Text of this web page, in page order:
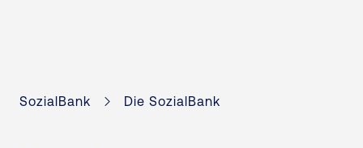
SozialBank Die SozialBank